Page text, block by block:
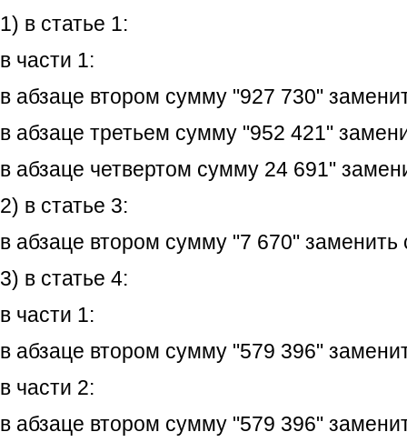
1) в статье 1:
в части 1:
в абзаце втором сумму "927 730"
в абзаце третьем сумму "952 421"
в абзаце четвертом сумму 24 691"
2) в статье 3:
в абзаце втором сумму "7 670"
3) в статье 4:
в части 1:
в абзаце втором сумму "579 396"
в части 2:
в абзаце втором сумму "579 396"